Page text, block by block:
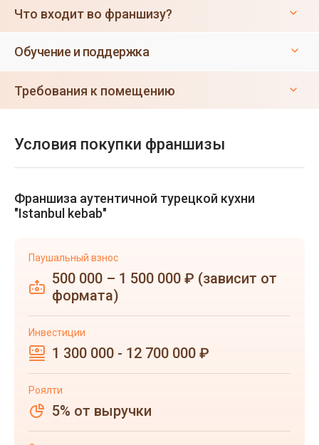
Что входит во франшизу?
Обучение и поддержка
Требования к помещению
Условия покупки франшизы
Франшиза аутентичной турецкой кухни
"Istanbul kebab"
Паушальный взнос
500 000 – 1 500 000 ₽ (зависит от
формата)
Инвестиции
1 300 000 - 12 700 000 ₽
Роялти
5% от выручки